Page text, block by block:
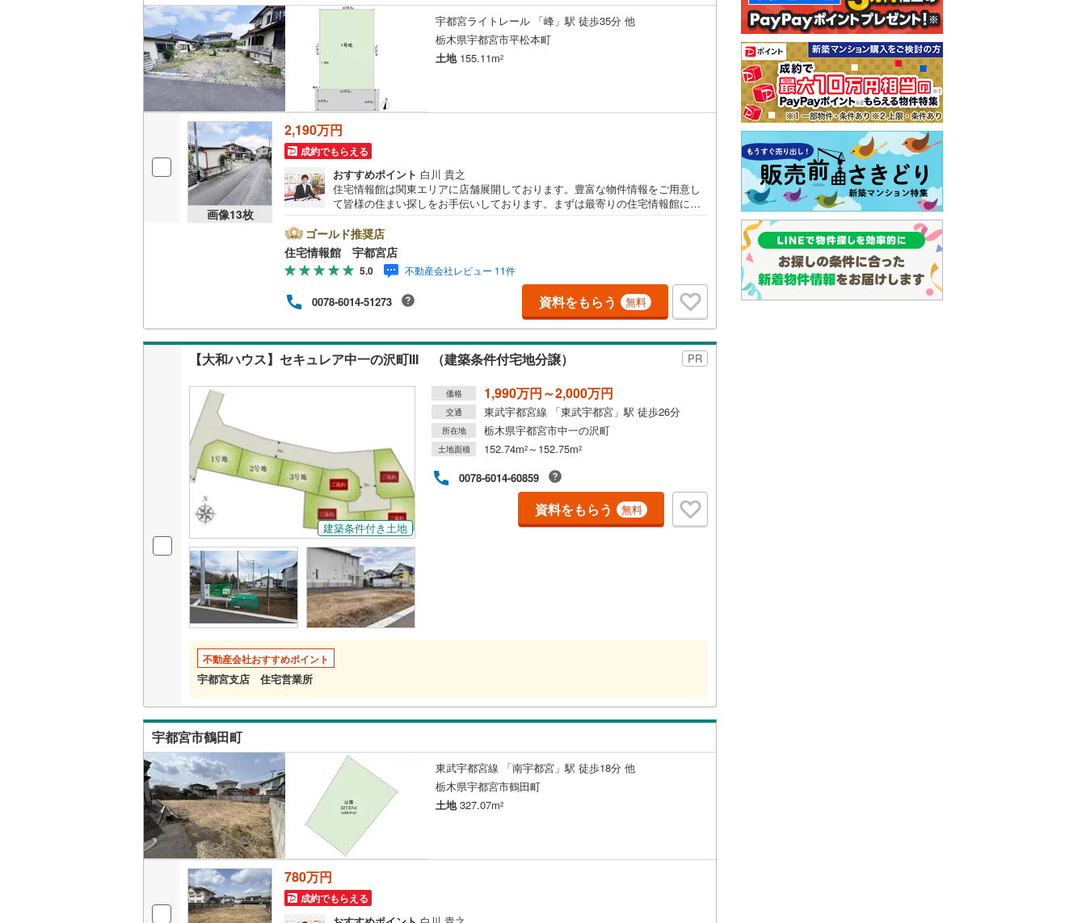
宇都宮ライトレール 「峰」駅 徒歩35分 他
栃木県宇都宮市平松本町
土地155.11m2
画像13枚
2,190万円
成約でもらえる
おすすめポイント 白川 貴之
住宅情報館は関東エリアに店舗展開しております。豊富な物件情報をご用意し
て皆様の住まい探しをお手伝いしております。まずは最寄りの住宅情報館にお
の試算やご購入の際にかかる諸費用の概算も行っております。しっかりとした
資金計画のアドバイスをさせて頂きますので、お気軽にご相談ください。
ゴールド推奨店
住宅情報館 宇都宮店
5.0 不動産会社レビュー 11件
0078-6014-51273 資料をもらう 無料
【大和ハウス】セキュレア中一の沢町III （建築条件付宅地分譲） PR
建築条件付き土地
価格 1,990万円～2,000万円
交通 東武宇都宮線 「東武宇都宮」駅 徒歩26分
所在地 栃木県宇都宮市中一の沢町
土地面積 152.74m2～152.75m2
0078-6014-60859
資料をもらう 無料
不動産会社おすすめポイント
宇都宮支店 住宅営業所
宇都宮市鶴田町
東武宇都宮線 「南宇都宮」駅 徒歩18分 他
栃木県宇都宮市鶴田町
土地327.07m2
780万円
成約でもらえる